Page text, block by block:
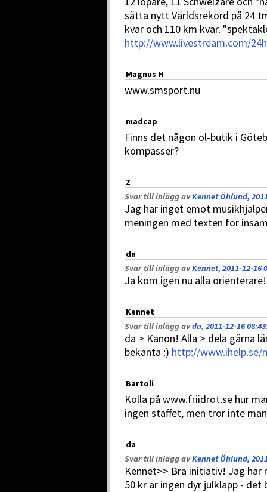
sätta nytt Världsrekord på 24
kvar och 110 km kvar.
http://www.livestream.com/
Magnus H
www.smsport.nu
madcap
Finns det någon ol-butik i
kompasser?
Z
Svar till inlägg avKennet Öhlund,
Jag har inget emot
meningen med texten för
da
Svar till inlägg avKennet, 2011-12-16
Ja kom igen nu alla orienterare!
Kennet
Svar till inlägg avda, 2011-12-16 08:43
da > Kanon! Alla > dela gärna
bekanta :) http://www.ihelp.se/
Bartoli
Kolla på www.friidrot.se hur
ingen staffet, men tror inte
da
Svar till inlägg avKennet Öhlund,
Kennet>> Bra initiativ! Jag har
50 kr är ingen dyr julklapp -